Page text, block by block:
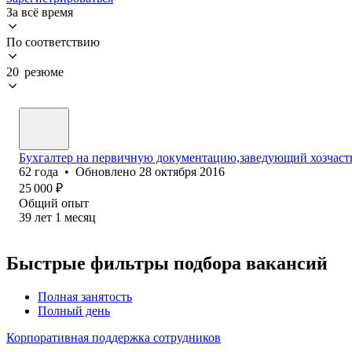
За всё время
По соответствию
20 резюме
Бухгалтер на первичную документацию,заведующий
62 года • Обновлено 28 октября 2016
25 000 ₽
Общий опыт
39 лет 1 месяц
Быстрые фильтры подбора вакансий
Полная занятость
Полный день
Корпоративная поддержка сотрудников